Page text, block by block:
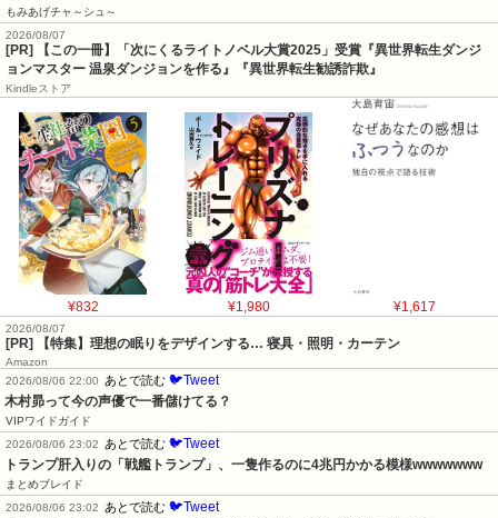
もみあげチャ～シュ～
2026/08/07
[PR] 【この一冊】「次にくるライトノベル大賞2025」受賞『異世界転生ダンジ
ョンマスター 温泉ダンジョンを作る』『異世界転生勧誘詐欺』
Kindleストア
¥832 ¥1,980 ¥1,617
2026/08/07
[PR] 【特集】理想の眠りをデザインする… 寝具・照明・カーテン
Amazon
2026/08/06 22:00
あとで読む 🐦Tweet
木村昴って今の声優で一番儲けてる？
VIPワイドガイド
2026/08/06 23:02
あとで読む 🐦Tweet
トランプ肝入りの「戦艦トランプ」、一隻作るのに4兆円かかる模様wwwwwww
まとめブレイド
2026/08/06 23:02
あとで読む 🐦Tweet